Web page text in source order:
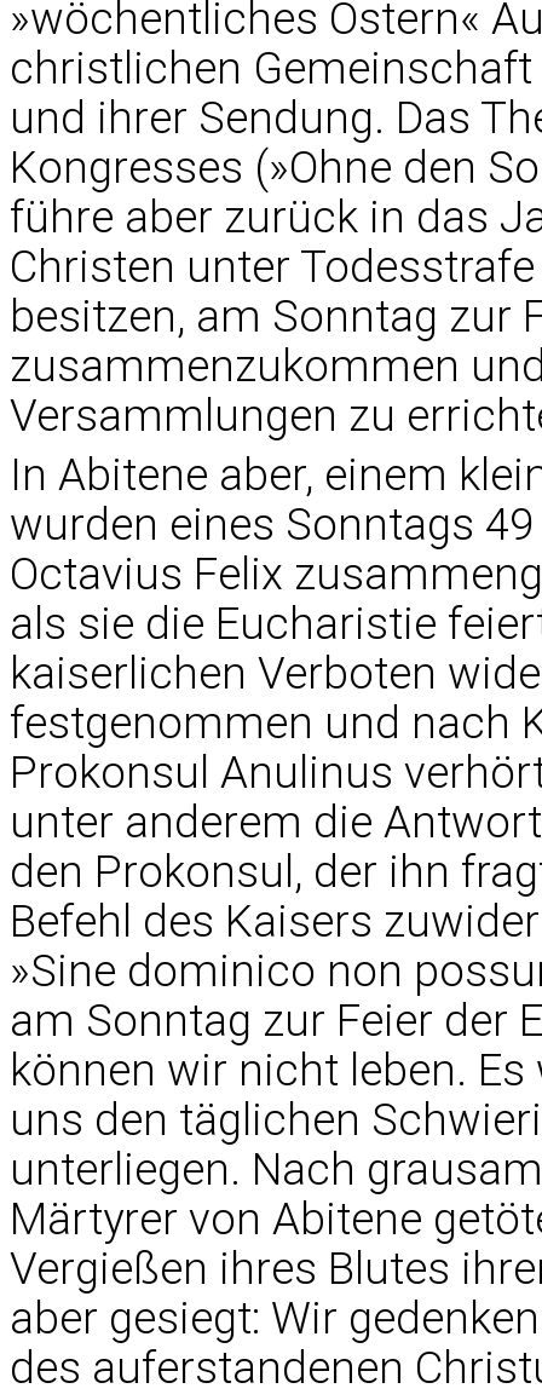
»wöchentliches Ostern«
christlichen
und ihrer Sendung. Das
Kongresses (»Ohne den
führe aber zurück in das
Christen unter
besitzen, am Sonntag zur
zusammenzukommen
Versammlungen zu
In Abitene aber, einem
wurden eines Sonntags
Octavius Felix
als sie die Eucharistie
kaiserlichen Verboten
festgenommen und nach
Prokonsul Anulinus
unter anderem die
den Prokonsul, der ihn
Befehl des Kaisers
»Sine dominico non
am Sonntag zur Feier der
können wir nicht leben.
uns den täglichen
unterliegen. Nach
Märtyrer von Abitene
Vergießen ihres Blutes
aber gesiegt: Wir
des auferstandenen